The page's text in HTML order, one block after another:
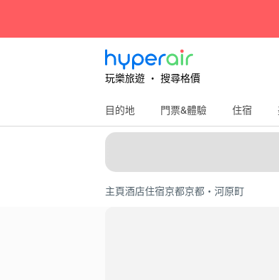
玩樂旅遊 ‧ 搜尋格價
目的地 門票&體驗 住宿
主頁酒店住宿京都京都・河原町